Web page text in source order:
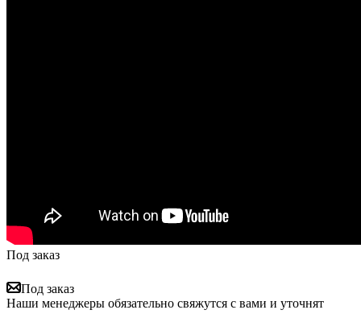
Под заказ
Под заказ
Наши менеджеры обязательно свяжутся с вами и уточнят